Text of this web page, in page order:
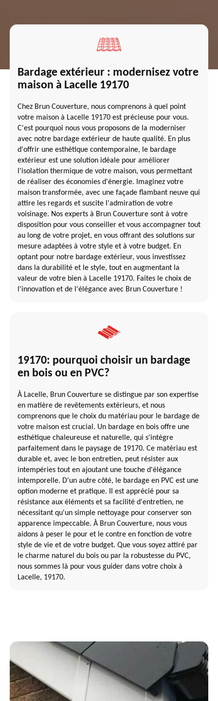
Bardage extérieur : modernisez votre
maison à Lacelle 19170
Chez Brun Couverture, nous comprenons à quel point
votre maison à Lacelle 19170 est précieuse pour vous.
C'est pourquoi nous vous proposons de la moderniser
avec notre bardage extérieur de haute qualité. En plus
d'offrir une esthétique contemporaine, le bardage
extérieur est une solution idéale pour améliorer
l'isolation thermique de votre maison, vous permettant
de réaliser des économies d'énergie. Imaginez votre
maison transformée, avec une façade flambant neuve qui
attire les regards et suscite l'admiration de votre
voisinage. Nos experts à Brun Couverture sont à votre
disposition pour vous conseiller et vous accompagner tout
au long de votre projet, en vous offrant des solutions sur
mesure adaptées à votre style et à votre budget. En
optant pour notre bardage extérieur, vous investissez
dans la durabilité et le style, tout en augmentant la
valeur de votre bien à Lacelle 19170. Faites le choix de
l'innovation et de l'élégance avec Brun Couverture !
19170: pourquoi choisir un bardage
en bois ou en PVC?
À Lacelle, Brun Couverture se distingue par son expertise
en matière de revêtements extérieurs, et nous
comprenons que le choix du matériau pour le bardage de
votre maison est crucial. Un bardage en bois offre une
esthétique chaleureuse et naturelle, qui s'intègre
parfaitement dans le paysage de 19170. Ce matériau est
durable et, avec le bon entretien, peut résister aux
intempéries tout en ajoutant une touche d'élégance
intemporelle. D'un autre côté, le bardage en PVC est une
option moderne et pratique. Il est apprécié pour sa
résistance aux éléments et sa facilité d'entretien, ne
nécessitant qu'un simple nettoyage pour conserver son
apparence impeccable. À Brun Couverture, nous vous
aidons à peser le pour et le contre en fonction de votre
style de vie et de votre budget. Que vous soyez attiré par
le charme naturel du bois ou par la robustesse du PVC,
nous sommes là pour vous guider dans votre choix à
Lacelle, 19170.